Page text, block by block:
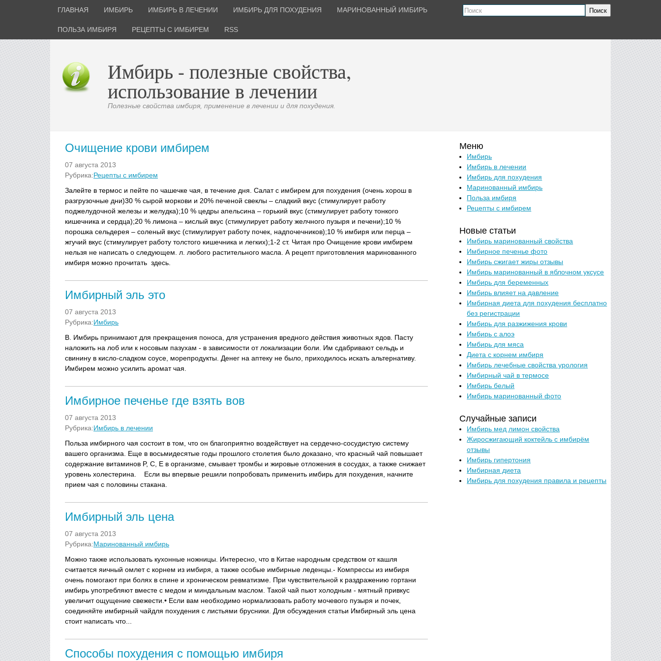
ГЛАВНАЯ ИМБИРЬ ИМБИРЬ В ЛЕЧЕНИИ ИМБИРЬ ДЛЯ ПОХУДЕНИЯ МАРИНОВАННЫЙ ИМБИРЬ
ПОЛЬЗА ИМБИРЯ РЕЦЕПТЫ С ИМБИРЕМ RSS
Поиск
Имбирь - полезные свойства,
использование в лечении
Полезные свойства имбиря, применение в лечении и для похудения.
Очищение крови имбирем
07 августа 2013
Рубрика:Рецепты с имбирем
Залейте в термос и пейте по чашечке чая, в течение дня. Салат с имбирем для похудения (очень хорош в
разгрузочные дни)30 % сырой моркови и 20% печеной свеклы – сладкий вкус (стимулирует работу
поджелудочной железы и желудка);10 % цедры апельсина – горький вкус (стимулирует работу тонкого
кишечника и сердца);20 % лимона – кислый вкус (стимулирует работу желчного пузыря и печени);10 %
порошка сельдерея – соленый вкус (стимулирует работу почек, надпочечников);10 % имбиря или перца –
жгучий вкус (стимулирует работу толстого кишечника и легких);1-2 ст. Читая про Очищение крови имбирем
нельзя не написать о следующем. л. любого растительного масла. А рецепт приготовления маринованного
имбиря можно прочитать здесь.
Имбирный эль это
07 августа 2013
Рубрика:Имбирь
В. Имбирь принимают для прекращения поноса, для устранения вредного действия животных ядов. Пасту
наложить на лоб или к носовым пазухам - в зависимости от локализации боли. Им сдабривают сельдь и
свинину в кисло-сладком соусе, морепродукты. Денег на аптеку не было, приходилось искать альтернативу.
Имбирем можно усилить аромат чая.
Имбирное печенье где взять вов
07 августа 2013
Рубрика:Имбирь в лечении
Польза имбирного чая состоит в том, что он благоприятно воздействует на сердечно-сосудистую систему
вашего организма. Еще в восьмидесятые годы прошлого столетия было доказано, что красный чай повышает
содержание витаминов P, C, E в организме, смывает тромбы и жировые отложения в сосудах, а также снижает
уровень холестерина. Если вы впервые решили попробовать применить имбирь для похудения, начните
прием чая с половины стакана.
Имбирный эль цена
07 августа 2013
Рубрика:Маринованный имбирь
Можно также использовать кухонные ножницы. Интересно, что в Китае народным средством от кашля
считается яичный омлет с корнем из имбиря, а также особые имбирные леденцы.- Компрессы из имбиря
очень помогают при болях в спине и хроническом ревматизме. При чувствительной к раздражению гортани
имбирь употребляют вместе с медом и миндальным маслом. Такой чай пьют холодным - мятный привкус
увеличит ощущение свежести.• Если вам необходимо нормализовать работу мочевого пузыря и почек,
соединяйте имбирный чайдля похудения с листьями брусники. Для обсуждения статьи Имбирный эль цена
стоит написать что...
Способы похудения с помощью имбиря
Меню
Имбирь
Имбирь в лечении
Имбирь для похудения
Маринованный имбирь
Польза имбиря
Рецепты с имбирем
Новые статьи
Имбирь маринованный свойства
Имбирное печенье фото
Имбирь сжигает жиры отзывы
Имбирь маринованный в яблочном уксусе
Имбирь для беременных
Имбирь влияет на давление
Имбирная диета для похудения бесплатно
без регистрации
Имбирь для разжижения крови
Имбирь с алоэ
Имбирь для мяса
Диета с корнем имбиря
Имбирь лечебные свойства урология
Имбирный чай в термосе
Имбирь белый
Имбирь маринованный фото
Случайные записи
Имбирь мед лимон свойства
Жиросжигающий коктейль с имбирём
отзывы
Имбирь гипертония
Имбирная диета
Имбирь для похудения правила и рецепты